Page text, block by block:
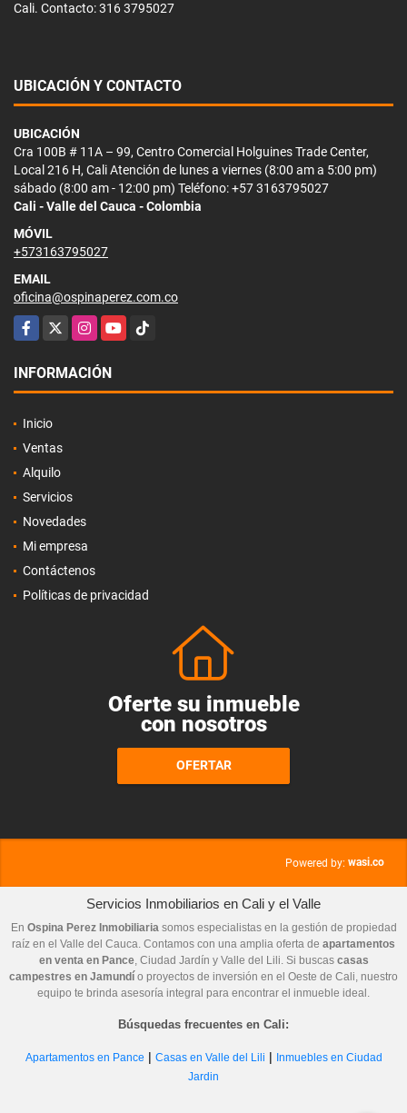
Cali. Contacto: 316 3795027
UBICACIÓN Y CONTACTO
UBICACIÓN
Cra 100B # 11A – 99, Centro Comercial Holguines Trade Center,
Local 216 H, Cali Atención de lunes a viernes (8:00 am a 5:00 pm)
sábado (8:00 am - 12:00 pm) Teléfono: +57 3163795027
Cali - Valle del Cauca - Colombia
MÓVIL
+573163795027
EMAIL
oficina@ospinaperez.com.co
Facebook
X InstagramYouTubeTikTok
INFORMACIÓN
Inicio
Ventas
Alquilo
Servicios
Novedades
Mi empresa
Contáctenos
Políticas de privacidad
Oferte su inmueble
con nosotros
OFERTAR
Powered by: wasi.co
Servicios Inmobiliarios en Cali y el Valle
En Ospina Perez Inmobiliariasomos especialistas en la gestión de propiedad
raíz en el Valle del Cauca. Contamos con una amplia oferta de apartamentos
en venta en Pance, Ciudad Jardín y Valle del Lili. Si buscas casas
campestres en Jamundí o proyectos de inversión en el Oeste de Cali, nuestro
equipo te brinda asesoría integral para encontrar el inmueble ideal.
Búsquedas frecuentes en Cali:
Apartamentos en Pance | Casas en Valle del Lili | Inmuebles en Ciudad
Jardin